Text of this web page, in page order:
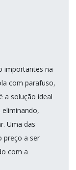
importantes na
com parafuso,
a solução ideal
Uma das
preço a ser
com a